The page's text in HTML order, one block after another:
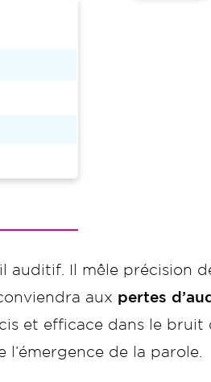
auditif. Il mêle précision
aux pertes
et efficace dans le
de la parole.